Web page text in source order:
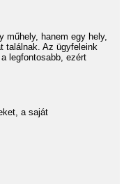
műhely, hanem egy hely,
találnak. Az ügyfeleink
legfontosabb, ezért
a saját